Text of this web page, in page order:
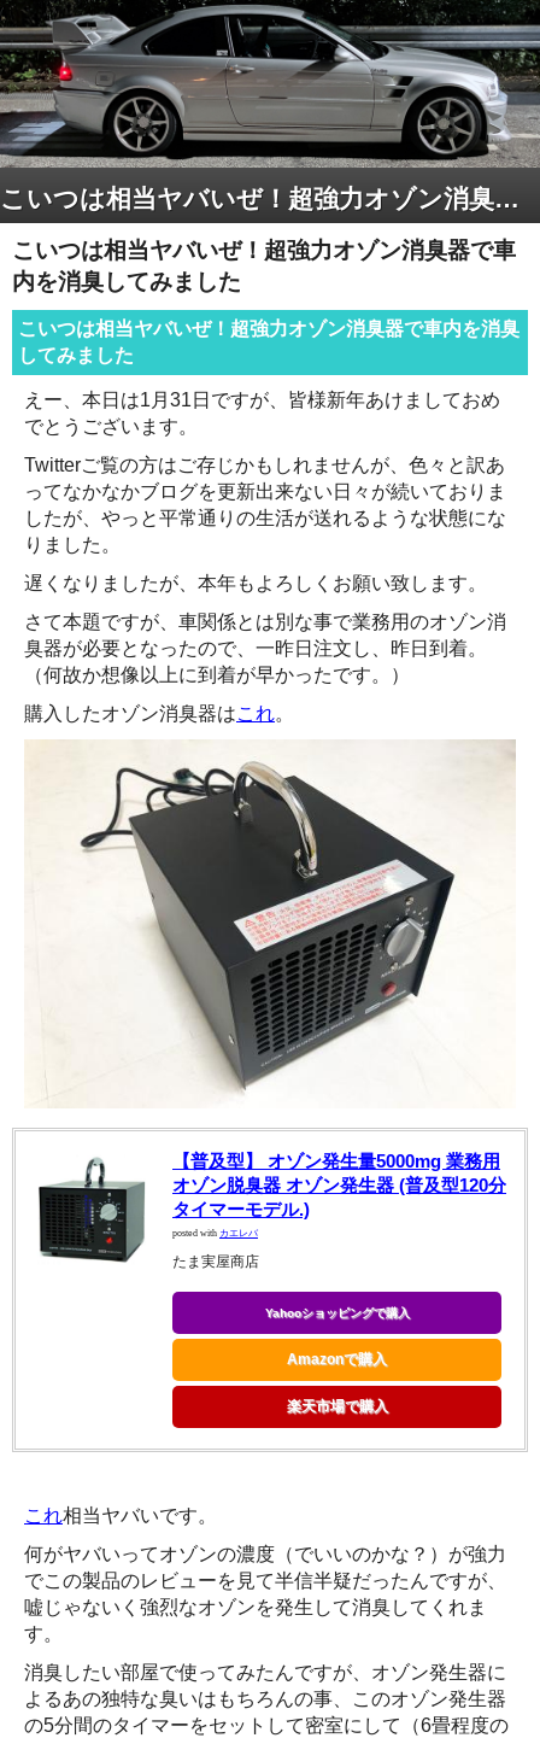
こいつは相当ヤバいぜ！超強力オゾン消臭器で車内を消臭してみました
こいつは相当ヤバいぜ！超強力オゾン消臭器で車
内を消臭してみました
こいつは相当ヤバいぜ！超強力オゾン消臭器で車内を消臭
してみました
えー、本日は1月31日ですが、皆様新年あけましておめ
でとうございます。
Twitterご覧の方はご存じかもしれませんが、色々と訳あ
ってなかなかブログを更新出来ない日々が続いておりま
したが、やっと平常通りの生活が送れるような状態にな
りました。
遅くなりましたが、本年もよろしくお願い致します。
さて本題ですが、車関係とは別な事で業務用のオゾン消
臭器が必要となったので、一昨日注文し、昨日到着。
（何故か想像以上に到着が早かったです。）
購入したオゾン消臭器はこれ。
【普及型】 オゾン発生量5000mg 業務用
オゾン脱臭器 オゾン発生器 (普及型120分
タイマーモデル.)
posted with カエレバ
たま実屋商店
Yahooショッピングで購入
Amazonで購入
楽天市場で購入
これ相当ヤバいです。
何がヤバいってオゾンの濃度（でいいのかな？）が強力
でこの製品のレビューを見て半信半疑だったんですが、
嘘じゃないく強烈なオゾンを発生して消臭してくれま
す。
消臭したい部屋で使ってみたんですが、オゾン発生器に
よるあの独特な臭いはもちろんの事、このオゾン発生器
の5分間のタイマーをセットして密室にして（6畳程度の